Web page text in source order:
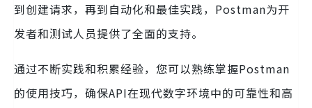
到创建请求，再到自动化和最佳实践，Postman为开
发者和测试人员提供了全面的支持。
通过不断实践和积累经验，您可以熟练掌握Postman
的使用技巧，确保API在现代数字环境中的可靠性和高